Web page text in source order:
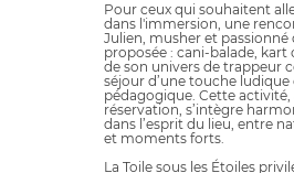
Pour ceux qui souhaitent
dans l'immersion, une
Julien, musher et passionné
proposée : cani-balade,
de son univers de trappeur
séjour d’une touche ludique
pédagogique. Cette activité,
réservation, s’intègre
dans l’esprit du lieu, entre
et moments forts.
La Toile sous les Étoiles